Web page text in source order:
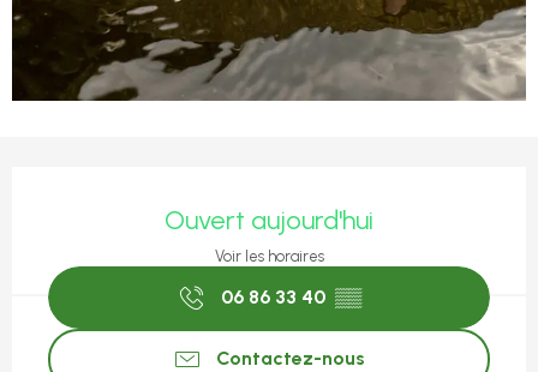
Ouvert aujourd'hui
Voir les horaires
06 86 33 40 ▒▒
Contactez-nous